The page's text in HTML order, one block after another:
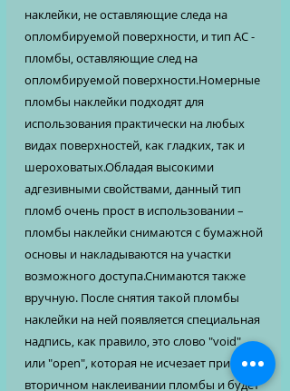
наклейки, не оставляющие следа на
опломбируемой поверхности, и тип АС -
пломбы, оставляющие след на
опломбируемой поверхности.Номерные
пломбы наклейки подходят для
использования практически на любых
видах поверхностей, как гладких, так и
шероховатых.Обладая высокими
адгезивными свойствами, данный тип
пломб очень прост в использовании –
пломбы наклейки снимаются с бумажной
основы и накладываются на участки
возможного доступа.Снимаются также
вручную. После снятия такой пломбы
наклейки на ней появляется специальная
надпись, как правило, это слово "void"
или "open", которая не исчезает при
вторичном наклеивании пломбы и будет